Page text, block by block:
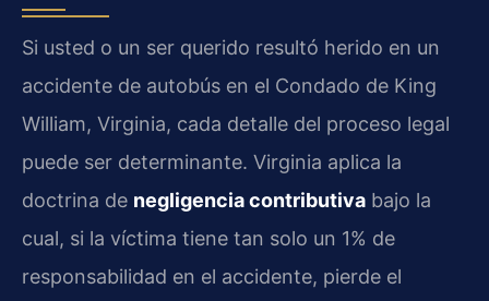
Si usted o un ser querido resultó herido en un
accidente de autobús en el Condado de King
William, Virginia, cada detalle del proceso legal
puede ser determinante. Virginia aplica la
doctrina de negligencia contributiva bajo la
cual, si la víctima tiene tan solo un 1% de
responsabilidad en el accidente, pierde el